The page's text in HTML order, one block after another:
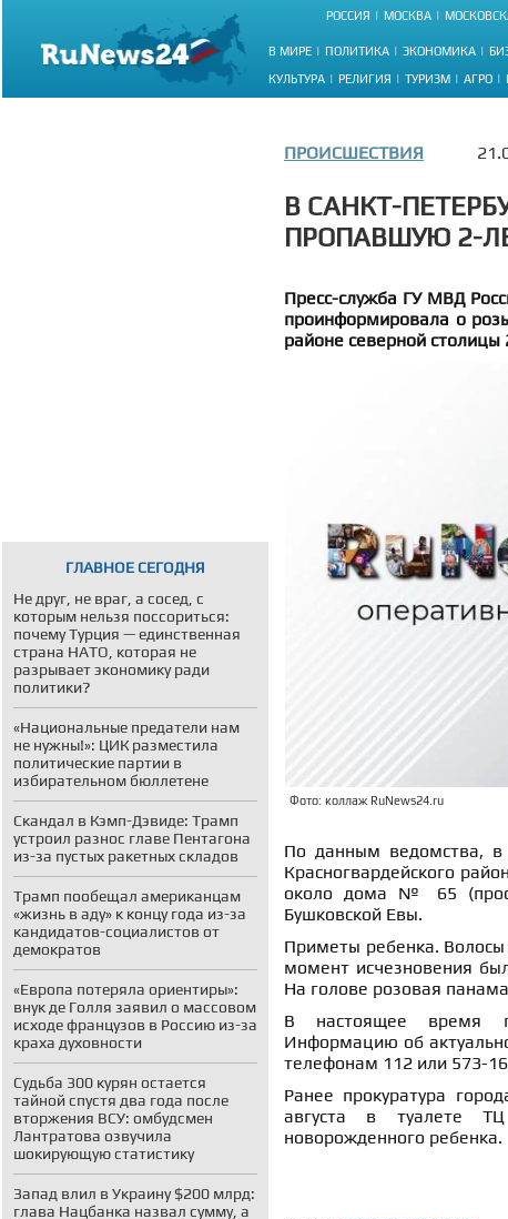
РОССИЯ МОСКВА
В МИРЕ ПОЛИТИКА ЭКОНОМИКА
КУЛЬТУРА РЕЛИГИЯ ТУРИЗМ АГРО
ГЛАВНОЕ СЕГОДНЯ
Не друг, не враг, а сосед, с
которым нельзя поссориться:
почему Турция — единственная
страна НАТО, которая не
разрывает экономику ради
политики?
«Национальные предатели нам
не нужны!»: ЦИК разместила
политические партии в
избирательном бюллетене
Скандал в Кэмп-Дэвиде: Трамп
устроил разнос главе Пентагона
из-за пустых ракетных складов
Трамп пообещал американцам
«жизнь в аду» к концу года из-за
кандидатов-социалистов от
демократов
«Европа потеряла ориентиры»:
внук де Голля заявил о массовом
исходе французов в Россию из-за
краха духовности
Судьба 300 курян остается
тайной спустя два года после
вторжения ВСУ: омбудсмен
Лантратова озвучила
шокирующую статистику
Запад влил в Украину $200 млрд:
глава Нацбанка назвал сумму, а
ПРОИСШЕСТВИЯ
В САНКТ-
ПРОПАВШУЮ 2-
Пресс-служба ГУ МВД
проинформировала о
районе северной столицы
Фото: коллаж RuNews24.ru
По данным ведомства, в
Красногвардейского
около дома № 65
Бушковской Евы.
Приметы ребенка. Волосы
момент исчезновения
На голове розовая
В настоящее время
Информацию об
телефонам 112 или 573-
Ранее прокуратура
августа в туалете
новорожденного ребенка.